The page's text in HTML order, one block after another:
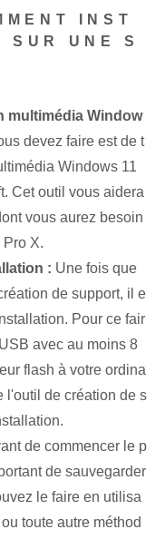
INST
SUR UNE S
multimédia Window
devez faire est de t
Windows 11
Cet outil vous aidera
vous aurez besoin
Pro X.
: Une fois que
de support, il e
Pour ce fair
avec au moins 8
flash à votre ordina
l'outil de création de s
de commencer le p
de sauvegarder
le faire en utilisa
toute autre méthod